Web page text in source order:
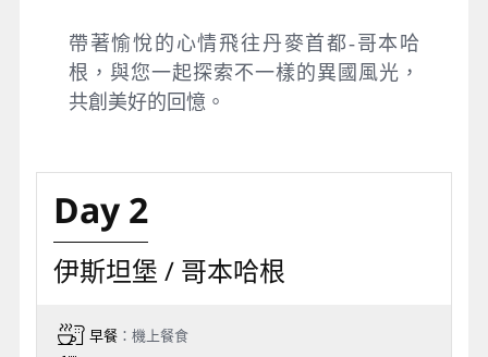
帶著愉悅的心情飛往丹麥首都-哥本哈
根，與您一起探索不一樣的異國風光，
共創美好的回憶。
Day 2
伊斯坦堡 / 哥本哈根
早餐：機上餐食